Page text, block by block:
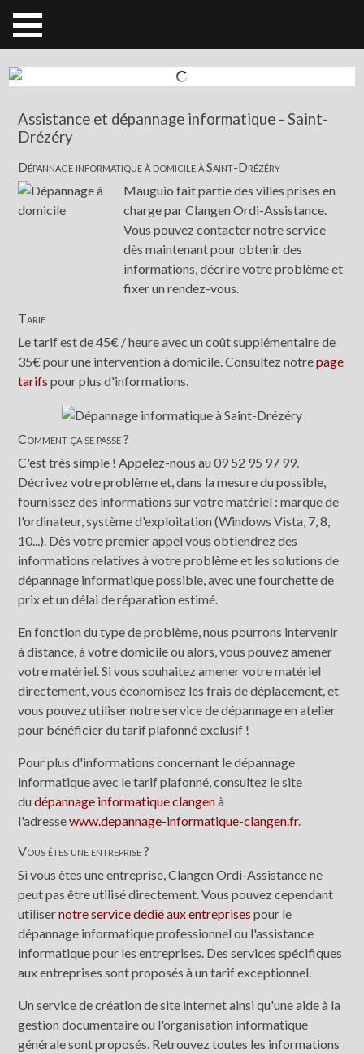
Assistance et dépannage informatique - Saint-
Drézéry
Dépannage informatique à domicile à Saint-Drézéry
Mauguio fait partie des villes prises en
charge par Clangen Ordi-Assistance.
Vous pouvez contacter notre service
dès maintenant pour obtenir des
informations, décrire votre problème et
fixer un rendez-vous.
Tarif
Le tarif est de 45€ / heure avec un coût supplémentaire de
35€ pour une intervention à domicile. Consultez notrepage
tarifs pour plus d'informations.
Comment ça se passe ?
C'est très simple ! Appelez-nous au 09 52 95 97 99.
Décrivez votre problème et, dans la mesure du possible,
fournissez des informations sur votre matériel : marque de
l'ordinateur, système d'exploitation (Windows Vista, 7, 8,
10...). Dès votre premier appel vous obtiendrez des
informations relatives à votre problème et les solutions de
dépannage informatique possible, avec une fourchette de
prix et un délai de réparation estimé.
En fonction du type de problème, nous pourrons intervenir
à distance, à votre domicile ou alors, vous pouvez amener
votre matériel. Si vous souhaitez amener votre matériel
directement, vous économisez les frais de déplacement, et
vous pouvez utiliser notre service de dépannage en atelier
pour bénéficier du tarif plafonné exclusif !
Pour plus d'informations concernant le dépannage
informatique avec le tarif plafonné, consultez le site
dudépannage informatique clangenà
l'adressewww.depannage-informatique-clangen.fr.
Vous êtes une entreprise ?
Si vous êtes une entreprise, Clangen Ordi-Assistance ne
peut pas être utilisé directement. Vous pouvez cependant
utilisernotre service dédié aux entreprises pour le
dépannage informatique professionnel ou l'assistance
informatique pour les entreprises. Des services spécifiques
aux entreprises sont proposés à un tarif exceptionnel.
Un service de création de site internet ainsi qu'une aide à la
gestion documentaire ou l'organisation informatique
générale sont proposés. Retrouvez toutes les informations